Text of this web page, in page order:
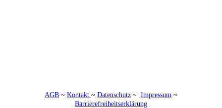
AGB ~ Kontakt ~ Datenschutz ~ Impressum ~
Barrierefreiheitserklärung